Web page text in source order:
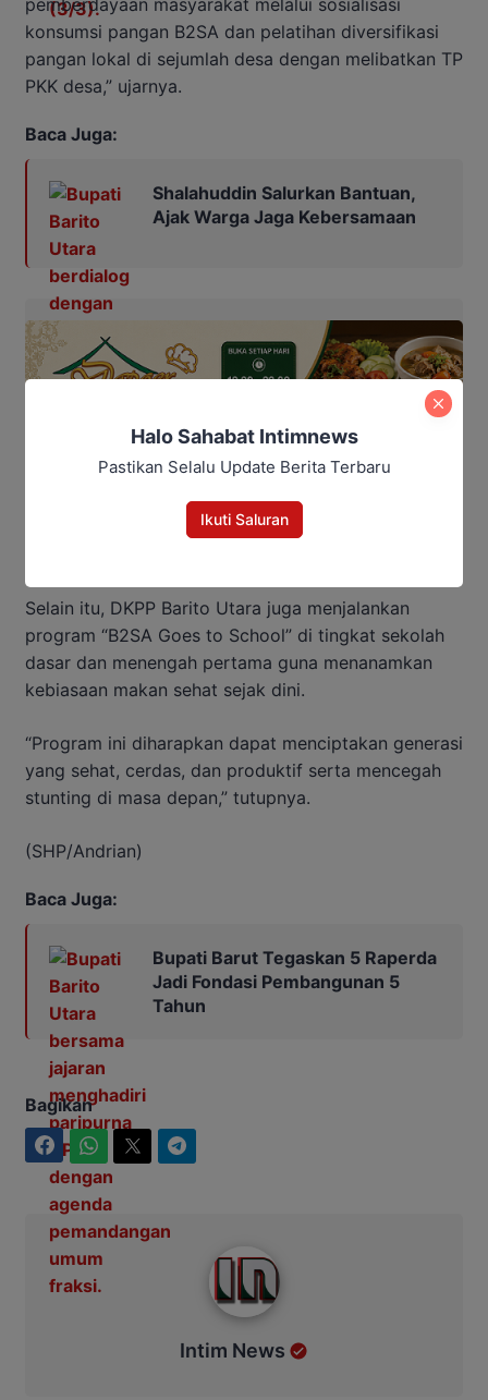
konsumsi pangan B2SA dan pelatihan diversifikasi
pangan lokal di sejumlah desa dengan melibatkan TP
PKK desa,” ujarnya.
Baca Juga:
Shalahuddin Salurkan Bantuan,
Ajak Warga Jaga Kebersamaan
Selain itu, DKPP Barito Utara juga menjalankan
program “B2SA Goes to School” di tingkat sekolah
dasar dan menengah pertama guna menanamkan
kebiasaan makan sehat sejak dini.
“Program ini diharapkan dapat menciptakan generasi
yang sehat, cerdas, dan produktif serta mencegah
stunting di masa depan,” tutupnya.
(SHP/Andrian)
Baca Juga:
Bupati Barut Tegaskan 5 Raperda
Jadi Fondasi Pembangunan 5
Tahun
Bagikan
Intim News
Halo Sahabat Intimnews
Pastikan Selalu Update Berita Terbaru
Ikuti Saluran